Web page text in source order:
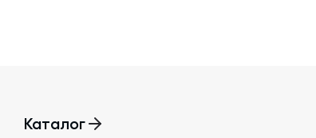
Рециклинг
Каталог